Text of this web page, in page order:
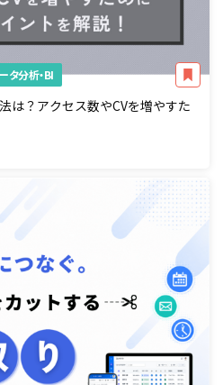
タ分析・BI
は？アクセス数やCVを増やすた